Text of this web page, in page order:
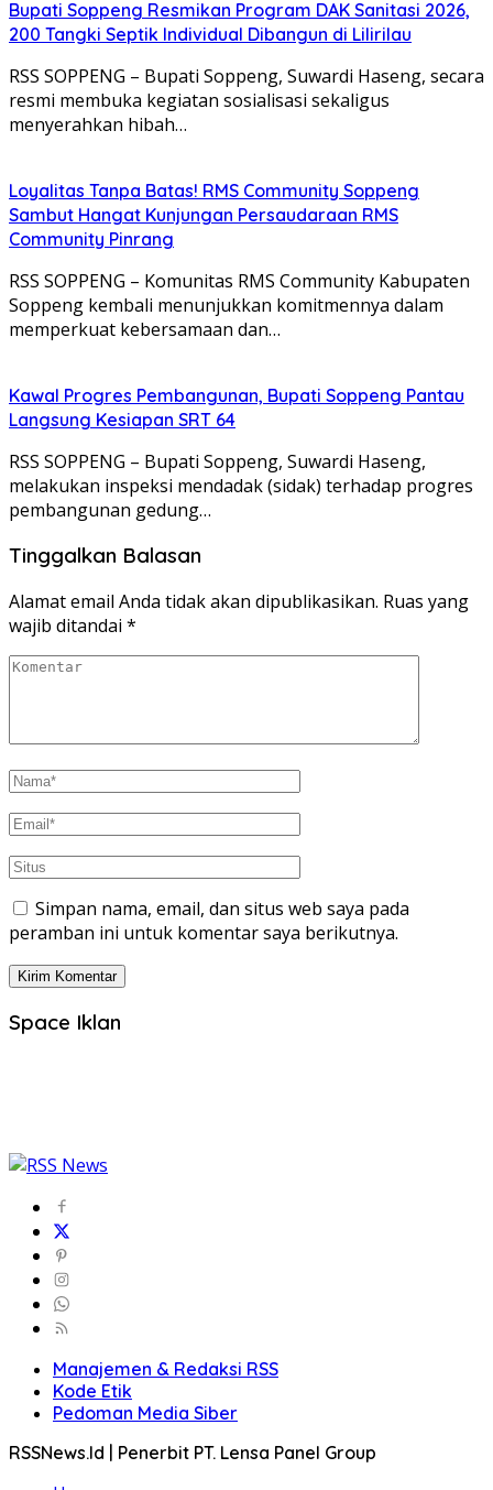
Bupati Soppeng Resmikan Program DAK Sanitasi 2026,
200 Tangki Septik Individual Dibangun di Lilirilau
RSS SOPPENG – Bupati Soppeng, Suwardi Haseng, secara
resmi membuka kegiatan sosialisasi sekaligus
menyerahkan hibah…
Loyalitas Tanpa Batas! RMS Community Soppeng
Sambut Hangat Kunjungan Persaudaraan RMS
Community Pinrang
RSS SOPPENG – Komunitas RMS Community Kabupaten
Soppeng kembali menunjukkan komitmennya dalam
memperkuat kebersamaan dan…
Kawal Progres Pembangunan, Bupati Soppeng Pantau
Langsung Kesiapan SRT 64
RSS SOPPENG – Bupati Soppeng, Suwardi Haseng,
melakukan inspeksi mendadak (sidak) terhadap progres
pembangunan gedung…
Tinggalkan Balasan
Alamat email Anda tidak akan dipublikasikan. Ruas yang
wajib ditandai *
Simpan nama, email, dan situs web saya pada
peramban ini untuk komentar saya berikutnya.
Space Iklan
Manajemen & Redaksi RSS
Kode Etik
Pedoman Media Siber
RSSNews.Id | Penerbit PT. Lensa Panel Group